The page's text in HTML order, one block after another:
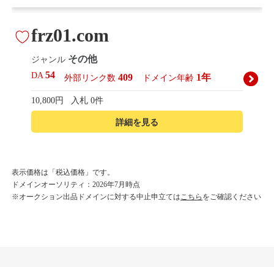
詳細を見る
frz01.com
ジャンル その他
DA54 外部リンク数 409 ドメイン年齢 1年
10,800円 入札 0件
korean-beautyshop.com
ジャンルその他
表示価格は「税込価格」です。
ドメインオーソリティ：2026年7月時点
※オークション出品ドメインに対する中止申立てはこちら をご確認ください